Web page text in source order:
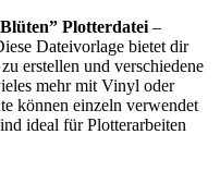
Plotterdatei –
Dateivorlage bietet dir
erstellen und verschiedene
mehr mit Vinyl oder
können einzeln verwendet
ideal für Plotterarbeiten